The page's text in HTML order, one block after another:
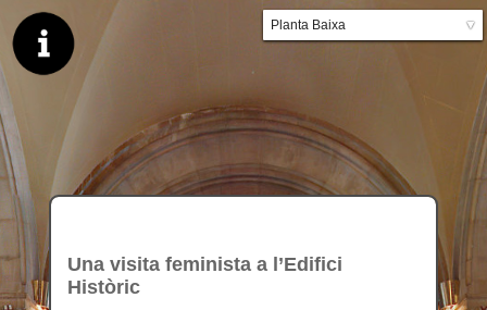
Una visita feminista a l’Edifici
Històric
▼
Planta Baixa
Planta primera